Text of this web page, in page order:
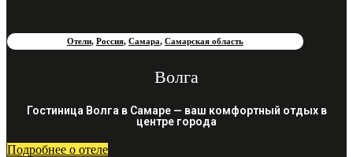
Отели, Россия, Самара, Самарская область
Волга
Гостиница Волга в Самаре — ваш комфортный отдых в
центре города
Подробнее о отеле